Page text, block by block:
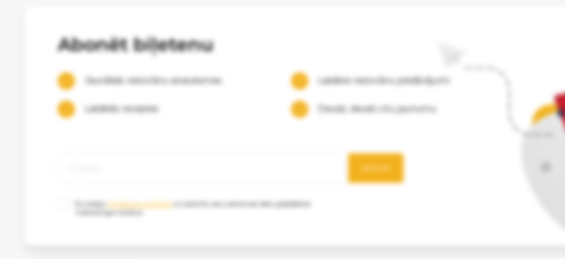
Abonēt biļetenu
Jaunākās restorānu atsauksmes Labākie restorānu piedāvājumi
Labākās receptes Daudz, daudz citu jaunumu
Abonēt
Es izlasījuprivātuma politikasun piekrītu savu personas datu glabāšanai
mārketinga nolūkos.